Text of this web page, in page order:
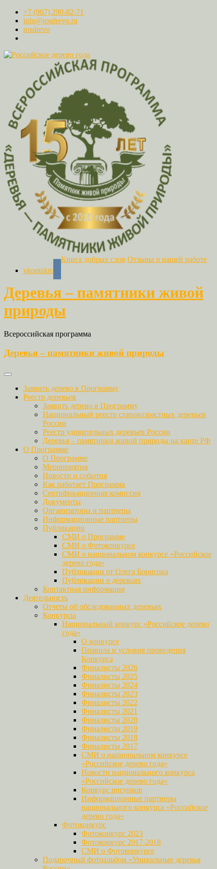
+7 (967) 290-82-71
info@rosdrevo.ru
rosdrevo
vkontakte
Книга добрых слов Отзывы о нашей работе
Деревья – памятники живой
природы
Всероссийская программа
Деревья – памятники живой природы
Заявить дерево в Программу
Реестр деревьев
Заявить дерево в Программу
Национальный реестр старовозрастных деревьев
России
Реестр удивительных деревьев России
Деревья – памятники живой природы на карте РФ
О Программе
О Программе
Мероприятия
Новости и события
Как работает Программа
Сертификационная комиссия
Документы
Организаторы и партнеры
Информационные партнеры
Публикации
СМИ о Программе
СМИ о Фотоконкурсе
СМИ о национальном конкурсе «Российское
дерево года»
Публикации от Олега Борисова
Публикации о деревьях
Контактная информация
Деятельность
Отчеты об обследованных деревьях
Конкурсы
Национальный конкурс «Российское дерево
года»
О конкурсе
Правила и условия проведения
Конкурса
Финалисты 2026
Финалисты 2025
Финалисты 2024
Финалисты 2023
Финалисты 2022
Финалисты 2021
Финалисты 2020
Финалисты 2019
Финалисты 2018
Финалисты 2017
СМИ о национальном конкурсе
«Российское дерево года»
Новости национального конкурса
«Российское дерево года»
Конкурс рисунков
Информационные партнеры
национального конкурса «Российское
дерево года»
Фотоконкурс
Фотоконкурс 2023
Фотоконкурс 2017-2018
СМИ о Фотоконкурсе
Подарочный фотоальбом «Уникальные деревья